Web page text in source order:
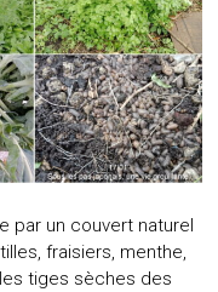
par un couvert naturel
fraisiers, menthe,
tiges sèches des